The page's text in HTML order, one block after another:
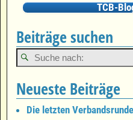
TCB-
Beiträge suchen
Neueste Beiträge
Die letzten